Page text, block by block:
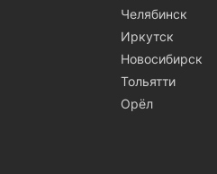
Челябинск
Иркутск
Новосибирск
Тольятти
Орёл